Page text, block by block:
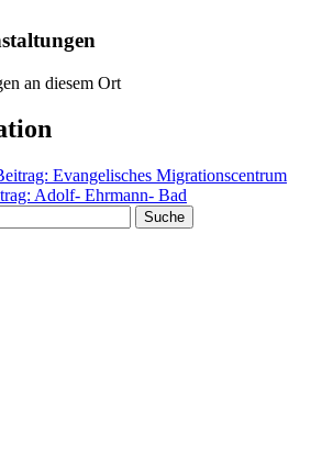
an diesem Ort
Evangelisches Migrationscentrum
Adolf- Ehrmann- Bad